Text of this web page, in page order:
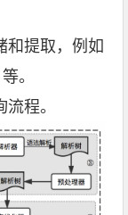
和提取，例如
。
程。